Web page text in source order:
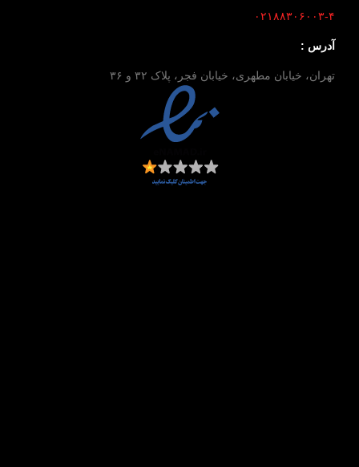
۰۲۱۸۸۳۰۶۰۰۳-۴
آدرس :
تهران، خیابان مطهری، خیابان فجر، پلاک ۳۲ و ۳۶